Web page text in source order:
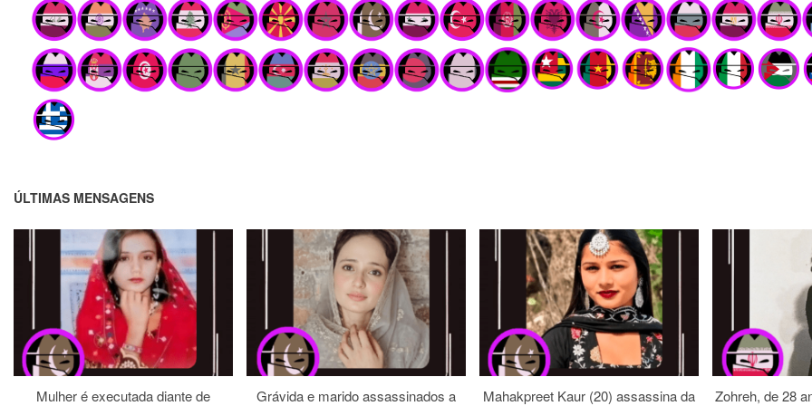
ÚLTIMAS MENSAGENS
Mulher é executada diante de Grávida e marido assassinados a Mahakpreet Kaur (20) assassina da Zohreh, de 28